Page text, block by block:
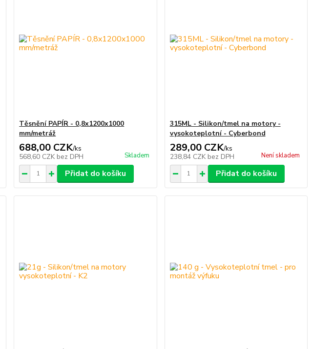
Těsnění PAPÍR - 0,8x1200x1000
mm/metráž
688,00 CZK/ks
568,60 CZK bez DPH Skladem
Přidat do košíku
315ML - Silikon/tmel na motory -
vysokoteplotní - Cyberbond
289,00 CZK/ks
238,84 CZK bez DPH Není skladem
Přidat do košíku